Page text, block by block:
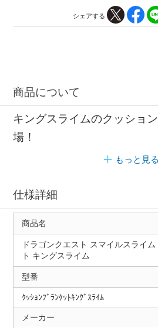
シェアする
商品について
キングスライムのクッショ
場！
もっと見る
仕様詳細
商品名
ドラゴンクエスト スマイルスライ
ト キングスライム
型番
ｸｯｼｮﾝﾌﾞﾗﾝｹｯﾄｷﾝｸﾞｽﾗｲﾑ
メーカー